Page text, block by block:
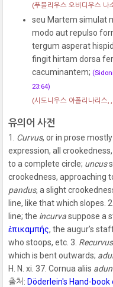
(푸블리우스 오비디우스
seu Martem simulat
modo aut repulso
tergum asperat
fingit hirtam dorsa
cacuminantem;
23:64)
(시도니우스 아폴리나리스,
유의어 사전
1. Curvus, or in prose mostly
expression, all
to a complete circle; uncus
crookedness, approaching
pandus, a slight
line, like that which slopes.
line; the incurvasuppose a
ἐπικαμπής, the augur’s
who stoops, etc. 3. Recurvus
which is bent outwards;
H. N. xi. 37. Cornua aliis
출처:Döderlein's Hand-